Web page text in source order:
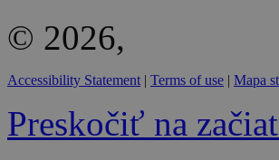
© 2026,
Accessibility Statement | Terms of use | Mapa
Preskočiť na